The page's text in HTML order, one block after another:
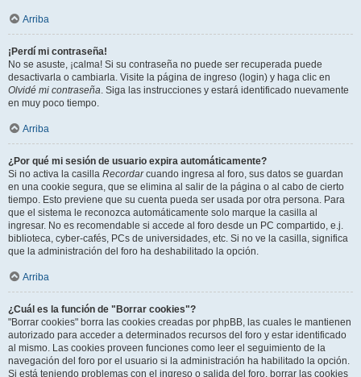
Arriba
¡Perdí mi contraseña!
No se asuste, ¡calma! Si su contraseña no puede ser recuperada puede
desactivarla o cambiarla. Visite la página de ingreso (login) y haga clic en
Olvidé mi contraseña. Siga las instrucciones y estará identificado nuevamente
en muy poco tiempo.
Arriba
¿Por qué mi sesión de usuario expira automáticamente?
Si no activa la casilla Recordarcuando ingresa al foro, sus datos se guardan
en una cookie segura, que se elimina al salir de la página o al cabo de cierto
tiempo. Esto previene que su cuenta pueda ser usada por otra persona. Para
que el sistema le reconozca automáticamente solo marque la casilla al
ingresar. No es recomendable si accede al foro desde un PC compartido, e.j.
biblioteca, cyber-cafés, PCs de universidades, etc. Si no ve la casilla, significa
que la administración del foro ha deshabilitado la opción.
Arriba
¿Cuál es la función de "Borrar cookies"?
"Borrar cookies" borra las cookies creadas por phpBB, las cuales le mantienen
autorizado para acceder a determinados recursos del foro y estar identificado
al mismo. Las cookies proveen funciones como leer el seguimiento de la
navegación del foro por el usuario si la administración ha habilitado la opción.
Si está teniendo problemas con el ingreso o salida del foro, borrar las cookies